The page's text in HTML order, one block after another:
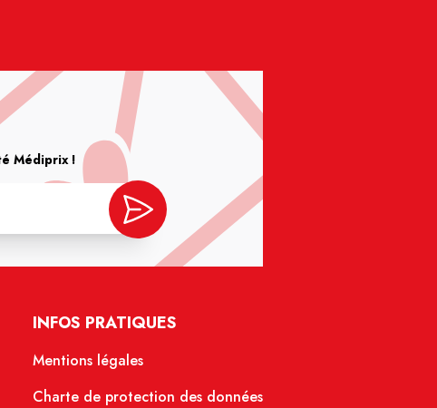
Médiprix !
INFOS PRATIQUES
Mentions légales
Charte de protection des données